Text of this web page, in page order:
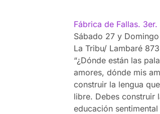
Fábrica de Fallas.
Sábado 27 y
La Tribu/ Lambaré
“¿Dónde están las
amores, dónde mis
construir la lengua
libre. Debes construir
educación